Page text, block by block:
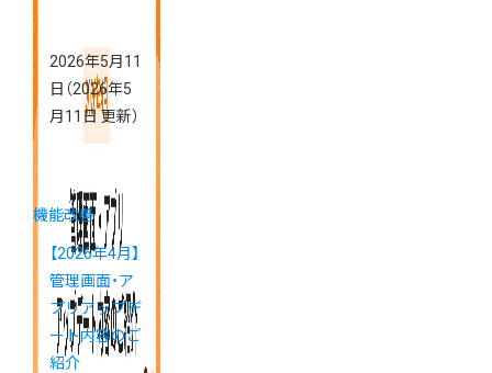
ご案内
2026年5月11
日 （2026年5
月11日 更新）
機能改善
【2026年4月】
管理画面・ア
プリアップデ
ート内容のご
紹介